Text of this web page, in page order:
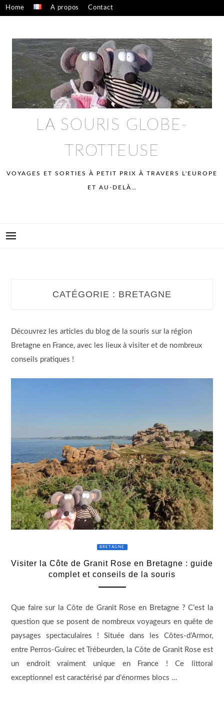
Skip
to
Home A propos Contact
LA SOURIS GLOBE-
TROTTEUSE
VOYAGES ET SORTIES À PETIT PRIX À TRAVERS L'EUROPE
ET AU-DELÀ…
CATÉGORIE : BRETAGNE
Découvrez les articles du blog de la souris sur la région
Bretagne en France, avec les lieux à visiter et de nombreux
conseils pratiques !
BRETAGNE
Visiter la Côte de Granit Rose en Bretagne : guide
complet et conseils de la souris
Que faire sur la Côte de Granit Rose en Bretagne ? C’est la
question que se posent de nombreux voyageurs en quête de
paysages spectaculaires ! Située dans les Côtes-d’Armor,
entre Perros-Guirec et Trébeurden, la Côte de Granit Rose est
un endroit vraiment unique en France ! Ce littoral
exceptionnel est caractérisé par d’énormes blocs …